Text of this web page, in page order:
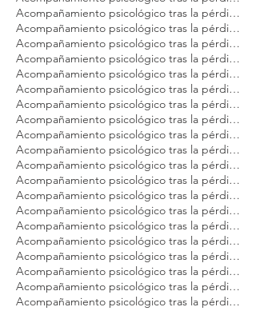
Acompañamiento psicológico tras la pérdida de tu mascota Modest Dog Querétaro
Acompañamiento psicológico tras la pérdida de tu mascota Modest Dog Sao Paulo
Acompañamiento psicológico tras la pérdida de tu mascota Modest Dog Tulum
Acompañamiento psicológico tras la pérdida de tu mascota Modest Dog Veracruz
Acompañamiento psicológico tras la pérdida de tu mascota Modest Dog Zapopan
Acompañamiento psicológico tras la pérdida de tu perro Modest Dog Argentina
Acompañamiento psicológico tras la pérdida de tu perro Modest Dog Brasil
Acompañamiento psicológico tras la pérdida de tu perro Modest Dog CDMX
Acompañamiento psicológico tras la pérdida de tu perro Modest Dog Cancún
Acompañamiento psicológico tras la pérdida de tu perro Modest Dog Guadalajara
Acompañamiento psicológico tras la pérdida de tu perro Modest Dog Los Cabos
Acompañamiento psicológico tras la pérdida de tu perro Modest Dog México
Acompañamiento psicológico tras la pérdida de tu perro Modest Dog Nuevo Vallarta
Acompañamiento psicológico tras la pérdida de tu perro Modest Dog Panamá
Acompañamiento psicológico tras la pérdida de tu perro Modest Dog Playa del Carmen
Acompañamiento psicológico tras la pérdida de tu perro Modest Dog Puebla
Acompañamiento psicológico tras la pérdida de tu perro Modest Dog Puerto Vallarta
Acompañamiento psicológico tras la pérdida de tu perro Modest Dog Punta Mita
Acompañamiento psicológico tras la pérdida de tu perro Modest Dog Querétaro
Acompañamiento psicológico tras la pérdida de tu perro Modest Dog Tulum